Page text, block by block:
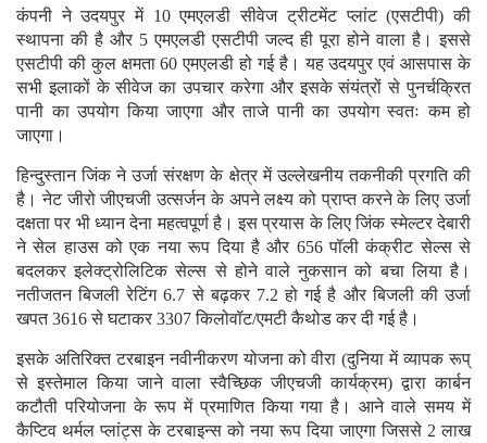
कंपनी ने उदयपुर में 10 एमएलडी सीवेज ट्रीटमेंट प्लांट (एसटीपी) की
स्थापना की है और 5 एमएलडी एसटीपी जल्द ही पूरा होने वाला है। इससे
एसटीपी की कुल क्षमता 60 एमएलडी हो गई है। यह उदयपुर एवं आसपास के
सभी इलाकों के सीवेज का उपचार करेगा और इसके संयंत्रों से पुनर्चक्रित
पानी का उपयोग किया जाएगा और ताजे पानी का उपयोग स्वतः कम हो
जाएगा।
हिन्दुस्तान जिंक ने उर्जा संरक्षण के क्षेत्र में उल्लेखनीय तकनीकी प्रगति की
है। नेट जीरो जीएचजी उत्सर्जन के अपने लक्ष्य को प्राप्त करने के लिए उर्जा
दक्षता पर भी ध्यान देना महत्वपूर्ण है। इस प्रयास के लिए जिंक स्मेल्टर देबारी
ने सेल हाउस को एक नया रूप दिया है और 656 पॉली कंक्रीट सेल्स से
बदलकर इलेक्ट्रोलिटिक सेल्स से होने वाले नुकसान को बचा लिया है।
नतीजतन बिजली रेटिंग 6.7 से बढ़कर 7.2 हो गई है और बिजली की उर्जा
खपत 3616 से घटाकर 3307 किलोवॉट/एमटी कैथोड कर दी गई है।
इसके अतिरिक्त टरबाइन नवीनीकरण योजना को वीरा (दुनिया में व्यापक रूप्
से इस्तेमाल किया जाने वाला स्वैच्छिक जीएचजी कार्यक्रम) द्वारा कार्बन
कटौती परियोजना के रूप में प्रमाणित किया गया है। आने वाले समय में
कैप्टिव थर्मल प्लांट्स के टरबाइन्स को नया रूप दिया जाएगा जिससे 2 लाख